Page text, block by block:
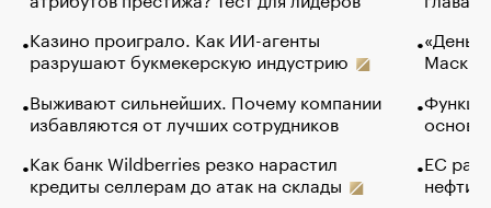
Казино проиграло. Как ИИ-агенты
разрушают букмекерскую индустрию
Выживают сильнейших. Почему компании
избавляются от лучших сотрудников
Как банк Wildberries резко нарастил
кредиты селлерам до атак на склады
Маск в
основ
ЕС
нефти